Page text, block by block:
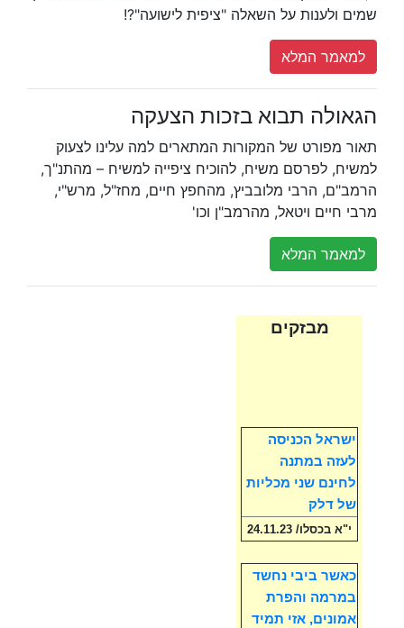
שמים ולענות על השאלה "ציפית לישועה"?!
למאמר המלא
הגאולה תבוא בזכות הצעקה
תאור מפורט של המקורות המתארים למה עלינו לצעוק
למשיח, לפרסם משיח, להוכיח ציפייה למשיח – מהתנ"ך,
הרמב"ם, הרבי מלובביץ, מהחפץ חיים, מחז"ל, מרש"י,
מרבי חיים ויטאל, מהרמב"ן וכו'
למאמר המלא
מבזקים
ישראל הכניסה
לעזה במתנה
לחינם שני מכליות
של דלק
י"א בכסלו/ 24.11.23
כאשר ביבי נחשד
במרמה והפרת
אמונים, אזי תמיד